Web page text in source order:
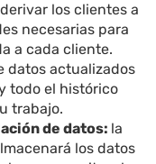
los clientes a
necesarias para
a cada cliente.
datos actualizados
todo el histórico
trabajo.
de datos: la
los datos